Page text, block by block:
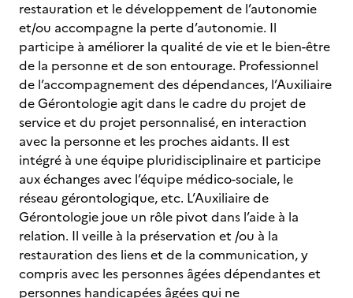
restauration et le développement de l’autonomie
et/ou accompagne la perte d’autonomie. Il
participe à améliorer la qualité de vie et le bien-être
de la personne et de son entourage. Professionnel
de l’accompagnement des dépendances, l’Auxiliaire
de Gérontologie agit dans le cadre du projet de
service et du projet personnalisé, en interaction
avec la personne et les proches aidants. Il est
intégré à une équipe pluridisciplinaire et participe
aux échanges avec l’équipe médico-sociale, le
réseau gérontologique, etc. L’Auxiliaire de
Gérontologie joue un rôle pivot dans l’aide à la
relation. Il veille à la préservation et /ou à la
restauration des liens et de la communication, y
compris avec les personnes âgées dépendantes et
personnes handicapées âgées qui ne